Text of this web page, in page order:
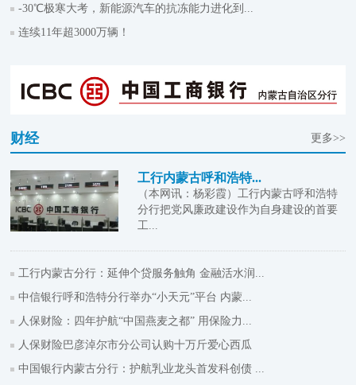
-30℃极寒大考，新能源汽车的抗冻能力进化到...
连续11年超3000万辆！
财经 更多>>
工行内蒙古呼和浩特...
（本网讯：杨彩霞）工行内蒙古呼和浩特
分行把党风廉政建设作为自身建设的首要
工...
工行内蒙古分行：延伸个贷服务触角 金融活水润...
中信银行呼和浩特分行举办“小天元”平台 内蒙...
人保财险：四年护航“中国燕麦之都” 用保险力...
人保财险巴彦淖尔市分公司认购十万斤爱心西瓜
中国银行内蒙古分行：护航乳业龙头首发科创债 ...